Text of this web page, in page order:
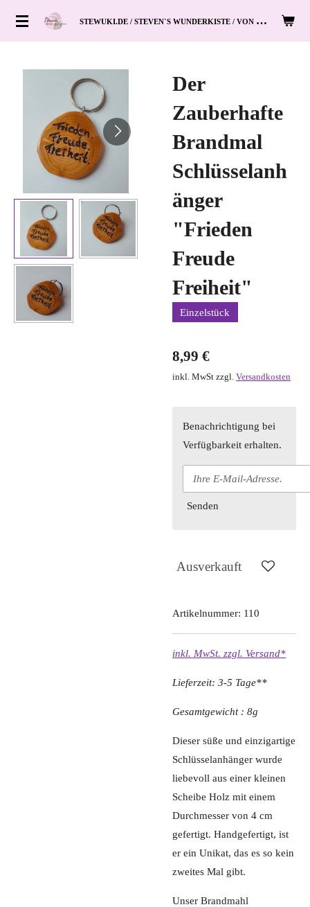
Zum
S
TEWUKI.DE / STEVEN`S WUNDERKISTE / VON HAND ZUM HERZ
Der
Zauberhafte
Brandmal
Schlüsselanh
änger
"Frieden
Freude
Freiheit"
Einzelstück
8,99 €
inkl. MwSt zzgl. Versandkosten
Benachrichtigung bei
Verfügbarkeit erhalten.
Senden
Ausverkauft
Artikelnummer: 110
inkl. MwSt. zzgl. Versand*
Lieferzeit: 3-5 Tage**
Gesamtgewicht : 8g
Dieser süße und einzigartige
Schlüsselanhänger wurde
liebevoll aus einer kleinen
Scheibe Holz mit einem
Durchmesser von 4 cm
gefertigt. Handgefertigt, ist
er ein Unikat, das es so kein
zweites Mal gibt.
Unser Brandmahl